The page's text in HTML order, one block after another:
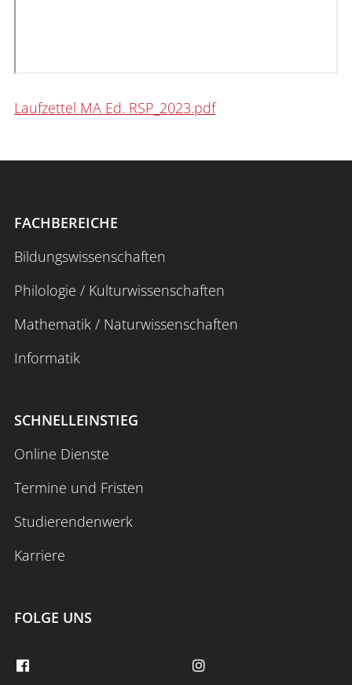
Laufzettel MA Ed. RSP_2023.pdf
FACHBEREICHE
Bildungswissenschaften
Philologie / Kulturwissenschaften
Mathematik / Naturwissenschaften
Informatik
SCHNELLEINSTIEG
Online Dienste
Termine und Fristen
Studierendenwerk
Karriere
FOLGE UNS